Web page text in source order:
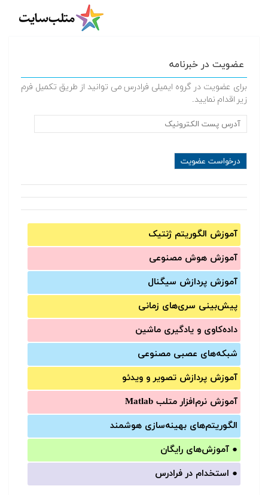
عضویت در خبرنامه
برای عضویت در گروه ایمیلی فرادرس می توانید از طریق تکمیل فرم
زیر اقدام نمایید.
آموزش الگوریتم ژنتیک
آموزش‌ هوش مصنوعی
آموزش‌ پردازش سیگنال
پیش‌‌بینی سری‌‌های زمانی
داده‌کاوی و یادگیری ماشین
شبکه‌های عصبی مصنوعی
آموزش‌ پردازش تصویر و ویدئو
آموزش‌ نرم‌افزار متلب Matlab
الگوریتم‌های بهینه‌سازی هوشمند
● آموزش‌های رایگان
● استخدام در فرادرس